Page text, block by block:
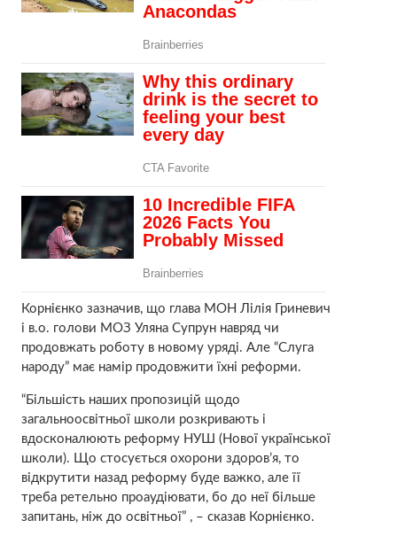
Корнієнко зазначив, що глава МОН Лілія Гриневич
і в.о. голови МОЗ Уляна Супрун навряд чи
продовжать роботу в новому уряді. Але “Слуга
народу” має намір продовжити їхні реформи.
“Більшість наших пропозицій щодо
загальноосвітньої школи розкривають і
вдосконалюють реформу НУШ (Нової української
школи). Що стосується охорони здоров’я, то
відкрутити назад реформу буде важко, але її
треба ретельно проаудіювати, бо до неї більше
запитань, ніж до освітньої” , – сказав Корнієнко.